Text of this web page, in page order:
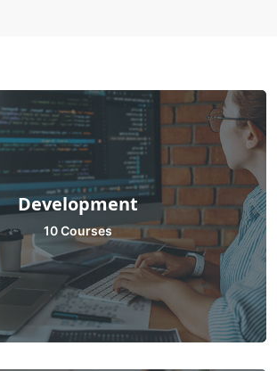
Development
10 Courses